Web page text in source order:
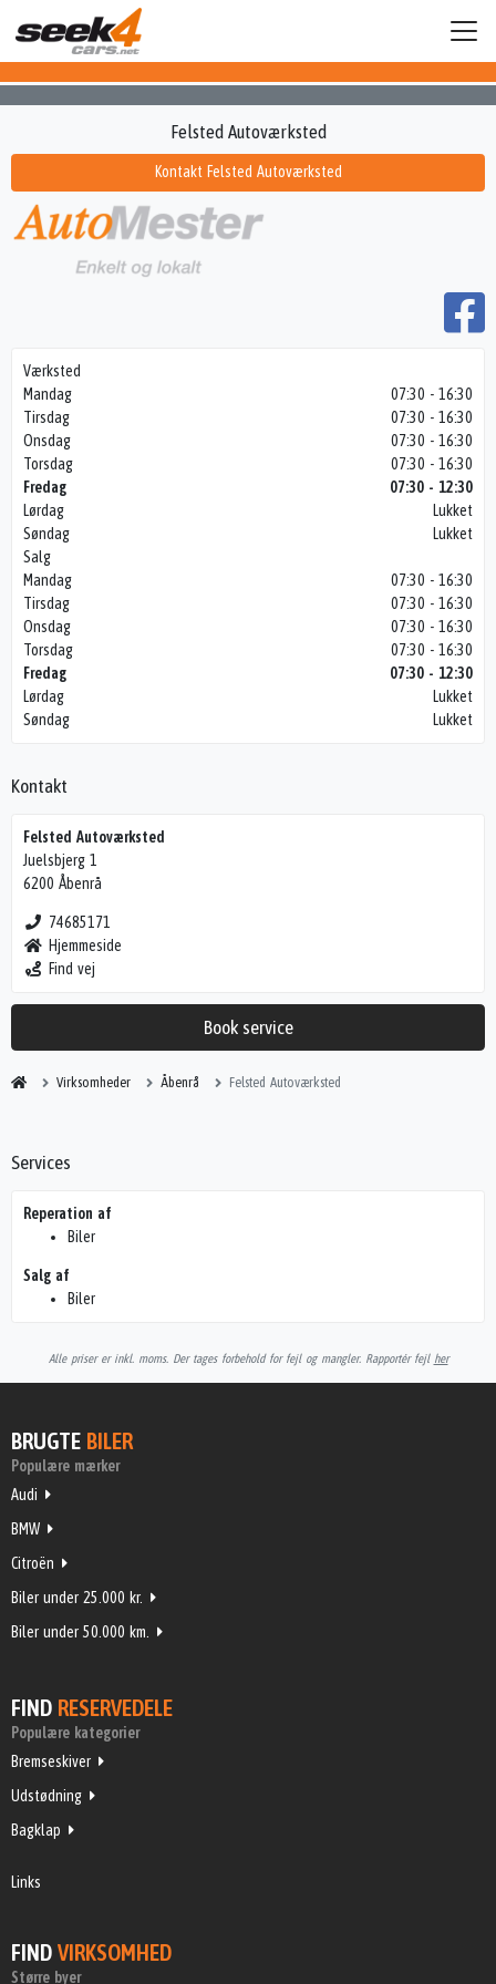
Kontakt Felsted Autoværksted
Værksted
Mandag
Tirsdag
Onsdag
Torsdag
Fredag
Lørdag
Søndag
07:30 - 16:30
07:30 - 16:30
07:30 - 16:30
07:30 - 16:30
07:30 - 12:30
Lukket
Lukket
Salg
Mandag
Tirsdag
Onsdag
Torsdag
Fredag
Lørdag
Søndag
07:30 - 16:30
07:30 - 16:30
07:30 - 16:30
07:30 - 16:30
07:30 - 12:30
Lukket
Lukket
Kontakt
Felsted Autoværksted
Juelsbjerg 1
6200 Åbenrå
74685171
Hjemmeside
Find vej
Book service
Virksomheder Åbenrå Felsted Autoværksted
Felsted Autoværksted
Services
Reperation af
Biler
Salg af
Biler
Alle priser er inkl. moms. Der tages forbehold for fejl og mangler. Rapportér fejl her
BRUGTE BILER
Populære mærker
Audi
BMW
Citroën
Biler under 25.000 kr.
Biler under 50.000 km.
FIND RESERVEDELE
Populære kategorier
Bremseskiver
Udstødning
Bagklap
Links
FIND VIRKSOMHED
Større byer